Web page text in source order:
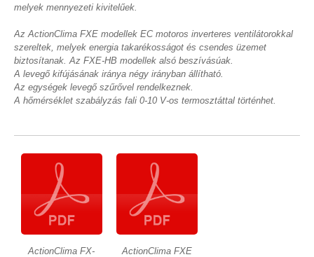
melyek mennyezeti kivitelűek.
Az ActionClima FXE modellek EC motoros inverteres ventilátorokkal
szereltek, melyek energia takarékosságot és csendes üzemet
biztosítanak. Az FXE-HB modellek alsó beszívásúak.
A levegő kifújásának iránya négy irányban állítható.
Az egységek levegő szűrővel rendelkeznek.
A hőmérséklet szabályzás fali 0-10 V-os termosztáttal történhet.
ActionClima FX-
ActionClima FXE